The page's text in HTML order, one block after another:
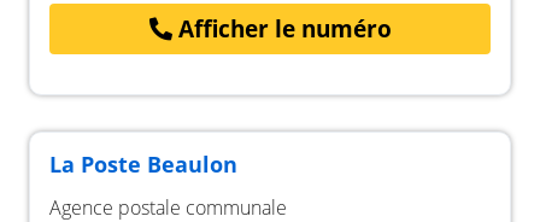
Afficher le numéro
La Poste Beaulon
Agence postale communale